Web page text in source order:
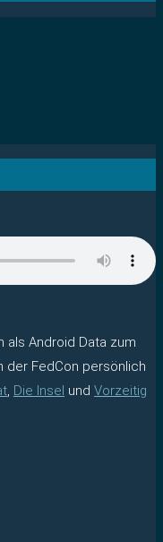
als Android Data zum
der FedCon persönlich
, Die Insel und Vorzeitig